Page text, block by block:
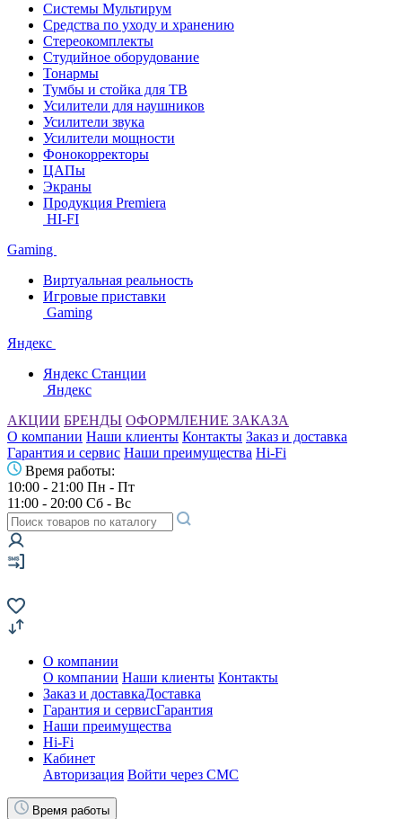
Системы Мультирум
Средства по уходу и хранению
Стереокомплекты
Студийное оборудование
Тонармы
Тумбы и стойка для ТВ
Усилители для наушников
Усилители звука
Усилители мощности
Фонокорректоры
ЦАПы
Экраны
Продукция Premiera
HI-FI
Gaming
Виртуальная реальность
Игровые приставки
Gaming
Яндекс
Яндекс Станции
Яндекс
АКЦИИ БРЕНДЫ ОФОРМЛЕНИЕ ЗАКАЗА
О компании Наши клиенты Контакты Заказ и доставка
Гарантия и сервис Наши преимущества Hi-Fi
Время работы:
10:00 - 21:00 Пн - Пт
11:00 - 20:00 Сб - Вс
О компании
О компании Наши клиенты Контакты
Заказ и доставкаДоставка
Гарантия и сервисГарантия
Наши преимущества
Hi-Fi
Кабинет
Авторизация Войти через СМС
Время работы